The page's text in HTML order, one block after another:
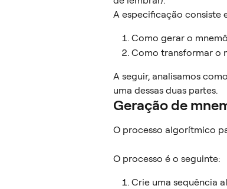
A especificação consiste
Como gerar o
Como transformar o
A seguir, analisamos
uma dessas duas partes.
Geração de
O processo algorítmico
O processo é o seguinte:
Crie uma sequência